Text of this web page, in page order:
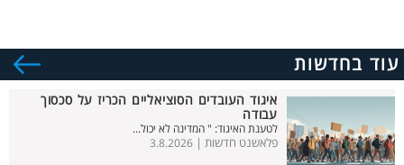
עוד בחדשות
איגוד העובדים הסוציאליים הכריז על סכסוך
עבודה
לטענת האיגוד: " המדינה לא יכול...
פלאשנט חדשות | 3.8.2026